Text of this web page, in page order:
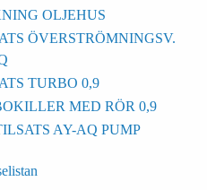
OLJEHUS
ÖVERSTRÖMNINGSV.
TURBO 0,9
MED RÖR 0,9
AY-AQ PUMP